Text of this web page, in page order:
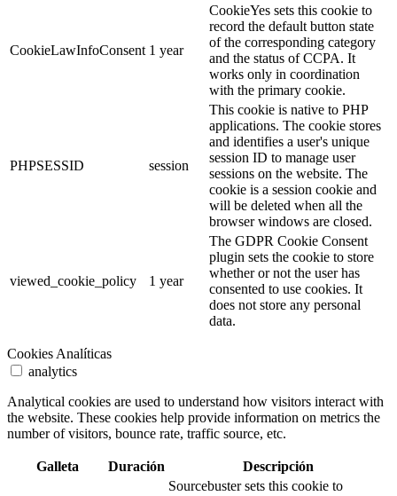
CookieLawInfoConsent 1 year
CookieYes sets this cookie to
record the default button state
of the corresponding category
and the status of CCPA. It
works only in coordination
with the primary cookie.
PHPSESSID session
This cookie is native to PHP
applications. The cookie stores
and identifies a user's unique
session ID to manage user
sessions on the website. The
cookie is a session cookie and
will be deleted when all the
browser windows are closed.
viewed_cookie_policy 1 year
The GDPR Cookie Consent
plugin sets the cookie to store
whether or not the user has
consented to use cookies. It
does not store any personal
data.
Cookies Analíticas
analytics
Analytical cookies are used to understand how visitors interact with
the website. These cookies help provide information on metrics the
number of visitors, bounce rate, traffic source, etc.
Galleta Duración
Descripción
Sourcebuster sets this cookie to